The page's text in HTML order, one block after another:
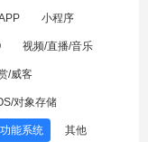
小程序
视频/直播/音乐
/威客
对象存储
能系统 其他